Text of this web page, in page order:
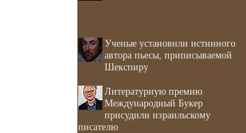
Ученые установили истинного
автора пьесы, приписываемой
Шекспиру
Литературную премию
Международный Букер
присудили израильскому
писателю